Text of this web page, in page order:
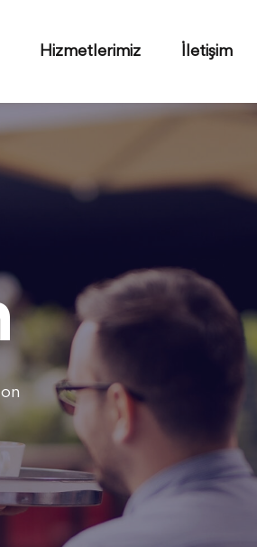
Hizmetlerimiz İletişim